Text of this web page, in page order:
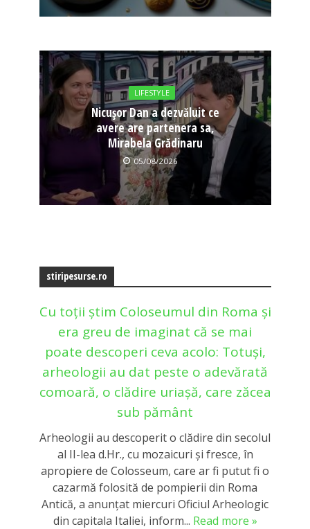
LIFESTYLE
Nicușor Dan a dezvăluit ce
avere are partenera sa,
Mirabela Grădinaru
05/08/2026
stiripesurse.ro
Cu toții știm Coloseumul din Roma și
era greu de imaginat că se mai
poate descoperi ceva acolo: Totuși,
arheologii au dat peste o adevărată
comoară, o clădire uriașă, care zăcea
sub pământ
Arheologii au descoperit o clădire din secolul
al II-lea d.Hr., cu mozaicuri şi fresce, în
apropiere de Colosseum, care ar fi putut fi o
cazarmă folosită de pompierii din Roma
Antică, a anunţat miercuri Oficiul Arheologic
din capitala Italiei, inform... Read more »